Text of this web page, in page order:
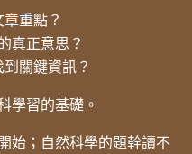
重點？
真正意思？
關鍵資訊？
學習的基礎。
始；自然科學的題幹讀不